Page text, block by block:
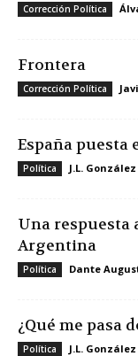
Corrección Política
Frontera
Corrección Política
España puesta
Política J.L.
Una respuesta
Argentina
Política Dante
¿Qué me pasa
Política J.L.